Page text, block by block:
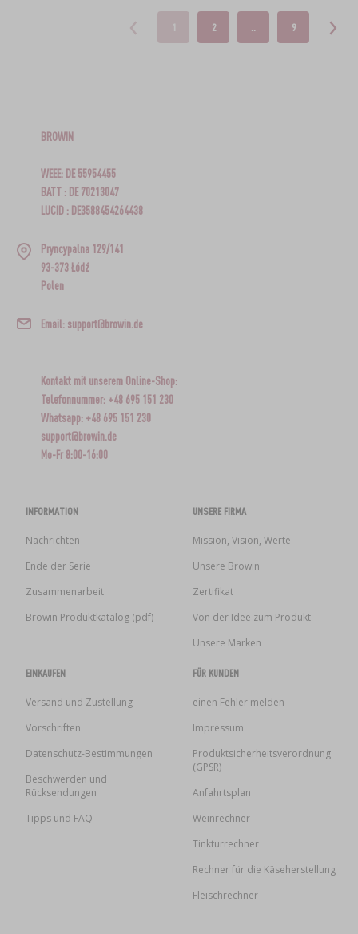
1 2 .. 9
BROWIN
WEEE: DE 55954455
BATT : DE 70213047
LUCID : DE3588454264438
Pryncypalna 129/141
93-373 Łódź
Polen
Email: support@browin.de
Kontakt mit unserem Online-Shop:
Telefonnummer: +48 695 151 230
Whatsapp: +48 695 151 230
support@browin.de
Mo-Fr 8:00-16:00
INFORMATION
Nachrichten
Ende der Serie
Zusammenarbeit
Browin Produktkatalog (pdf)
UNSERE FIRMA
Mission, Vision, Werte
Unsere Browin
Zertifikat
Von der Idee zum Produkt
Unsere Marken
EINKAUFEN
Versand und Zustellung
Vorschriften
Datenschutz-Bestimmungen
Beschwerden und
Rücksendungen
Tipps und FAQ
FÜR KUNDEN
einen Fehler melden
Impressum
Produktsicherheitsverordnung
(GPSR)
Anfahrtsplan
Weinrechner
Tinkturrechner
Rechner für die Käseherstellung
Fleischrechner